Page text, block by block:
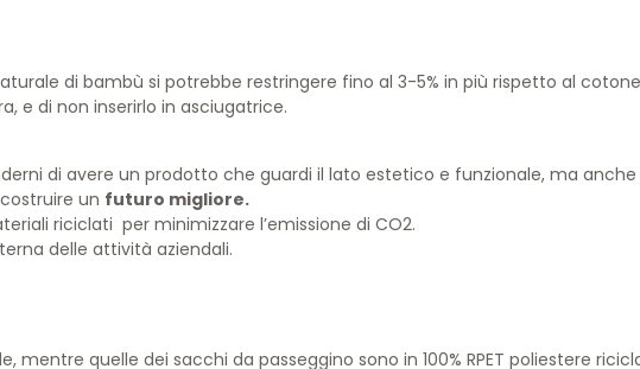
di bambù si potrebbe restringere fino al 3-5% in più rispetto al
e di non inserirlo in asciugatrice.
di avere un prodotto che guardi il lato estetico e funzionale, ma
un futuro migliore.
riciclati per minimizzare l’emissione di CO2.
delle attività aziendali.
mentre quelle dei sacchi da passeggino sono in 100% RPET poliestere